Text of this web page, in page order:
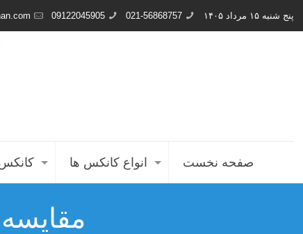
پنج شنبه ۱۵ مرداد ۱۴۰۵ 021-56868757
09122045905
صفحه نخست انواع کانکس ها